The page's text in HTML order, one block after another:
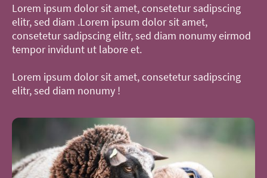
Lorem ipsum dolor sit amet, consetetur sadipscing
elitr, sed diam .Lorem ipsum dolor sit amet,
consetetur sadipscing elitr, sed diam nonumy eirmod
tempor invidunt ut labore et.
Lorem ipsum dolor sit amet, consetetur sadipscing
elitr, sed diam nonumy !